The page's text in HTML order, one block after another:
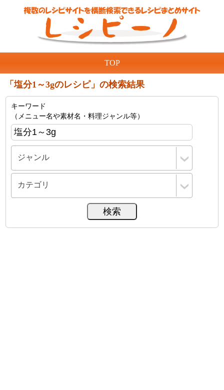
TOP
「塩分1～3gのレシピ」の検索結果
キーワード
（メニュー名や素材名・料理ジャンル等）